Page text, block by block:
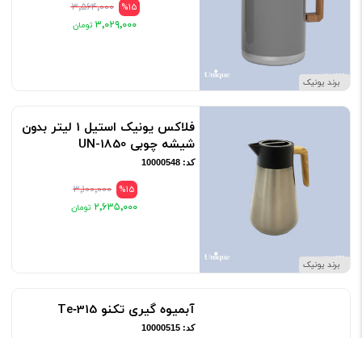
برند یونیک
%15 ۳٬۵۶۴٬۰۰۰
۳٬۰۲۹٬۰۰۰
برند یونیک
فلاکس یونیک استیل 1 لیتر بدون
شیشه چوبی UN-1850
کد: 10000548
%15 ۳٬۱۰۰٬۰۰۰
۲٬۶۳۵٬۰۰۰
آبمیوه گیری تکنو Te‑315
کد: 10000515